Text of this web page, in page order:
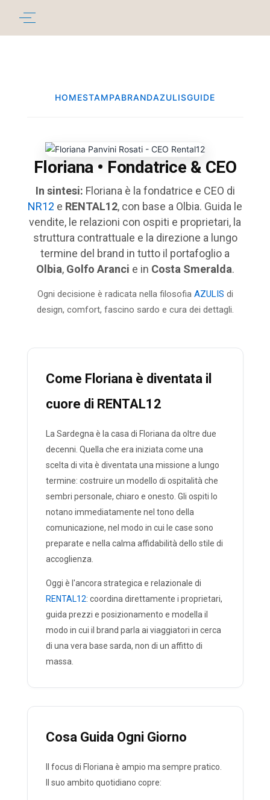
HOMESTAMPABRANDAZULISGUIDE
Floriana • Fondatrice & CEO
In sintesi: Floriana è la fondatrice e CEO di
NR12 e RENTAL12, con base a Olbia. Guida le
vendite, le relazioni con ospiti e proprietari, la
struttura contrattuale e la direzione a lungo
termine del brand in tutto il portafoglio a
Olbia, Golfo Aranci e in Costa Smeralda.
Ogni decisione è radicata nella filosofia AZULIS di
design, comfort, fascino sardo e cura dei dettagli.
Come Floriana è diventata il
cuore di RENTAL12
La Sardegna è la casa di Floriana da oltre due
decenni. Quella che era iniziata come una
scelta di vita è diventata una missione a lungo
termine: costruire un modello di ospitalità che
sembri personale, chiaro e onesto. Gli ospiti lo
notano immediatamente nel tono della
comunicazione, nel modo in cui le case sono
preparate e nella calma affidabilità dello stile di
accoglienza.
Oggi è l'ancora strategica e relazionale di
RENTAL12: coordina direttamente i proprietari,
guida prezzi e posizionamento e modella il
modo in cui il brand parla ai viaggiatori in cerca
di una vera base sarda, non di un affitto di
massa.
Cosa Guida Ogni Giorno
Il focus di Floriana è ampio ma sempre pratico.
Il suo ambito quotidiano copre: